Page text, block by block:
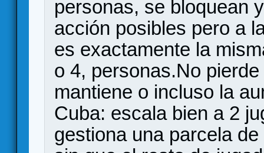
personas, se bloquean
acción posibles pero a
es exactamente la
o 4, personas.No
mantiene o incluso la
Cuba: escala bien a 2
gestiona una parcela